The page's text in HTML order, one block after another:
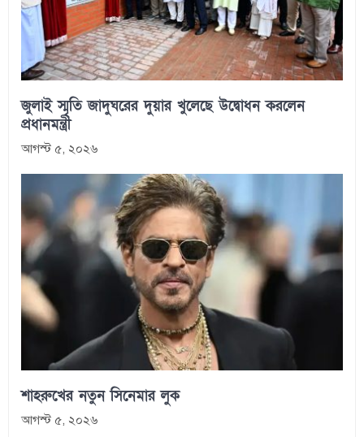
জুলাই স্মৃতি জাদুঘরের দুয়ার খুলেছে উদ্বোধন করলেন
প্রধানমন্ত্রী
আগস্ট ৫, ২০২৬
শাহরুখের নতুন সিনেমার লুক
আগস্ট ৫, ২০২৬